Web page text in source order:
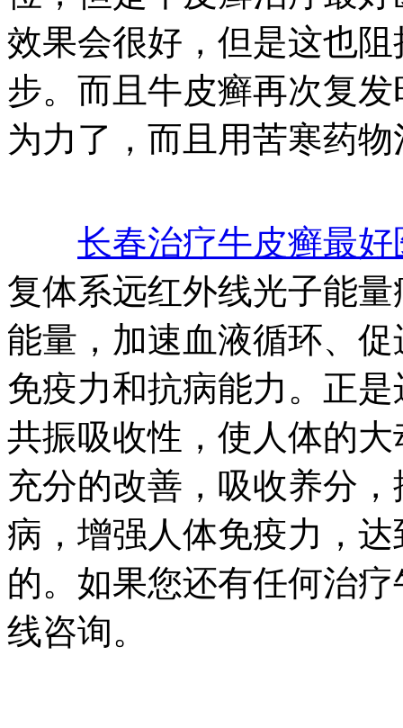
效果会很好，但是这也
步。而且牛皮癣再次复
为力了，而且用苦寒药
长春治疗牛皮癣最好
复体系远红外线光子能
能量，加速血液循环、
免疫力和抗病能力。正
共振吸收性，使人体的
充分的改善，吸收养分
病，增强人体免疫力，
的。如果您还有任何治
线咨询。